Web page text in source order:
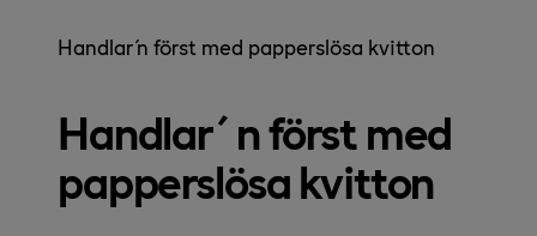
Handlar´n först med papperslösa kvitton
Handlar´n först med
papperslösa kvitton